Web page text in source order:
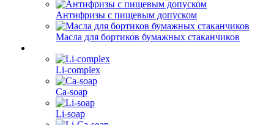
Антифризы с пищевым допуском
Масла для бортиков бумажных стаканчиков
Li-complex
Ca-soap
Li-soap